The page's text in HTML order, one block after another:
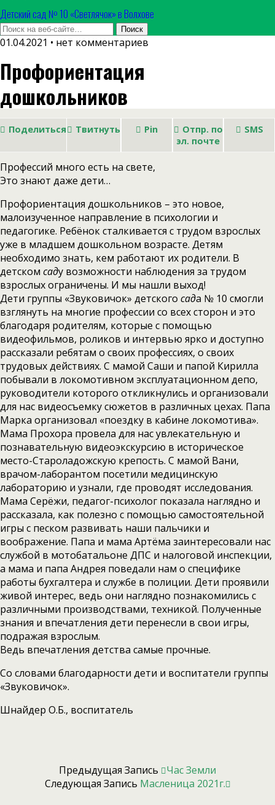
Детский сад № 10 «Светлячок» в Волхове
01.04.2021 • нет комментариев
Профориентация
дошкольников
Поделиться Твитнуть Pin
Отпр. по
эл. почте
SMS
Профессий много есть на свете,
Это знают даже дети…
Профориентация дошкольников – это новое,
малоизученное направление в психологии и
педагогике. Ребёнок сталкивается с трудом взрослых
уже в младшем дошкольном возрасте. Детям
необходимо знать, кем работают их родители. В
детском саду возможности наблюдения за трудом
взрослых ограничены. И мы нашли выход!
Дети группы «Звуковичок» детского сада № 10 смогли
взглянуть на многие профессии со всех сторон и это
благодаря родителям, которые с помощью
видеофильмов, роликов и интервью ярко и доступно
рассказали ребятам о своих профессиях, о своих
трудовых действиях. С мамой Саши и папой Кирилла
побывали в локомотивном эксплуатационном депо,
руководители которого откликнулись и организовали
для нас видеосъемку сюжетов в различных цехах. Папа
Марка организовал «поездку в кабине локомотива».
Мама Прохора провела для нас увлекательную и
познавательную видеоэкскурсию в историческое
место-Староладожскую крепость. С мамой Вани,
врачом-лаборантом посетили медицинскую
лабораторию и узнали, где проводят исследования.
Мама Серёжи, педагог-психолог показала наглядно и
рассказала, как полезно с помощью самостоятельной
игры с песком развивать наши пальчики и
воображение. Папа и мама Артёма заинтересовали нас
службой в мотобатальоне ДПС и налоговой инспекции,
а мама и папа Андрея поведали нам о специфике
работы бухгалтера и службе в полиции. Дети проявили
живой интерес, ведь они наглядно познакомились с
различными производствами, техникой. Полученные
знания и впечатления дети перенесли в свои игры,
подражая взрослым.
Ведь впечатления детства самые прочные.
Со словами благодарности дети и воспитатели группы
«Звуковичок».
Шнайдер О.Б., воспитатель
Предыдущая Запись
Час Земли
Следующая Запись Масленица 2021г.